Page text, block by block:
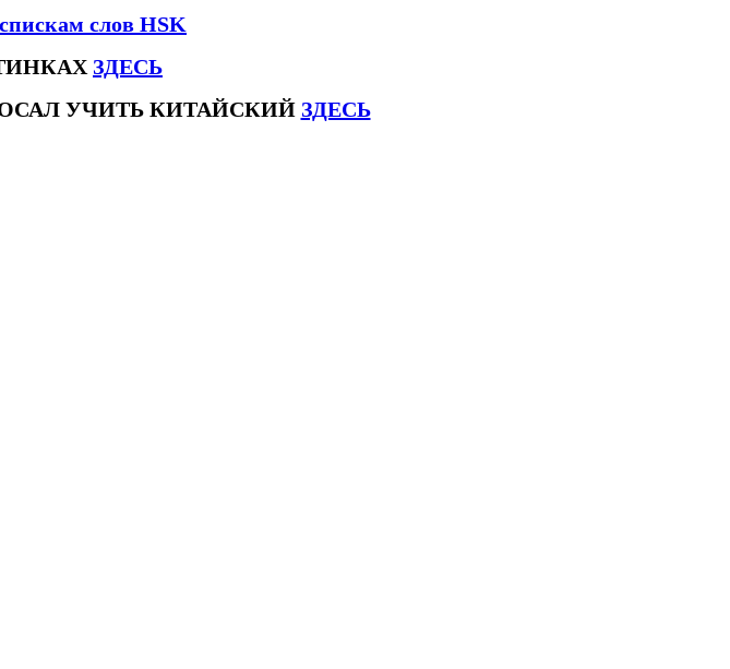
слов HSK
ЗДЕСЬ
УЧИТЬ КИТАЙСКИЙ ЗДЕСЬ